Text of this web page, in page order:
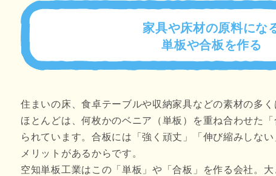
家具や床材の原料にな
単板や合板を作る
住まいの床、食卓テーブルや収納家具などの素材の多
ほとんどは、何枚かのベニア（単板）を重ね合わせた
られています。合板には「強く頑丈」「伸び縮みしな
メリットがあるからです。
空知単板工業はこの「単板」や「合板」を作る会社。